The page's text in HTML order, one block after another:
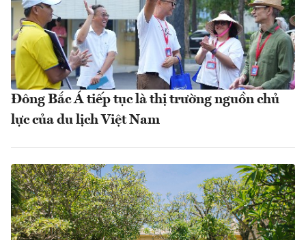
Đông Bắc Á tiếp tục là thị trường nguồn chủ
lực của du lịch Việt Nam